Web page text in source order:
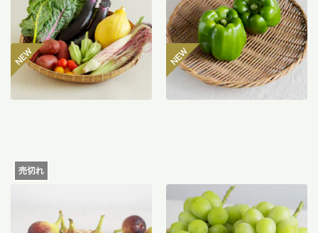
2,980円 485円〜
売切れ
ームのいちじく 12個入り
【産地直送】やまなし笛吹
のシャインマスカット